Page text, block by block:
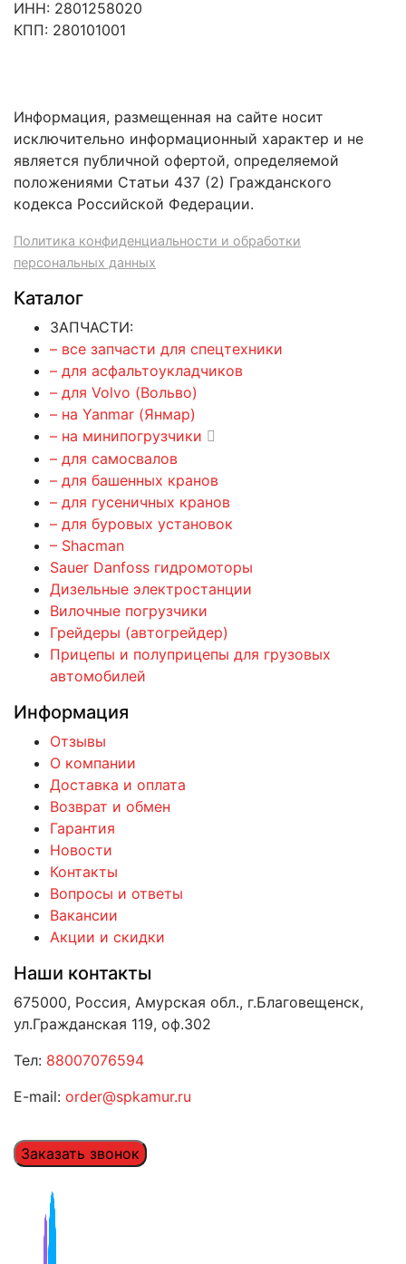
ИНН: 2801258020
КПП: 280101001
Информация, размещенная на сайте носит
исключительно информационный характер и не
является публичной офертой, определяемой
положениями Статьи 437 (2) Гражданского
кодекса Российской Федерации.
Политика конфиденциальности и обработки
персональных данных
Каталог
ЗАПЧАСТИ:
– все запчасти для спецтехники
– для асфальтоукладчиков
– для Volvo (Вольво)
– на Yanmar (Янмар)
– на минипогрузчики
– для самосвалов
– для башенных кранов
– для гусеничных кранов
– для буровых установок
– Shacman
Sauer Danfoss гидромоторы
Дизельные электростанции
Вилочные погрузчики
Грейдеры (автогрейдер)
Прицепы и полуприцепы для грузовых
автомобилей
Информация
Отзывы
О компании
Доставка и оплата
Возврат и обмен
Гарантия
Новости
Контакты
Вопросы и ответы
Вакансии
Акции и скидки
Наши контакты
675000, Россия, Амурская обл., г.Благовещенск,
ул.Гражданская 119, оф.302
Тел: 88007076594
E-mail: order@spkamur.ru
Заказать звонок